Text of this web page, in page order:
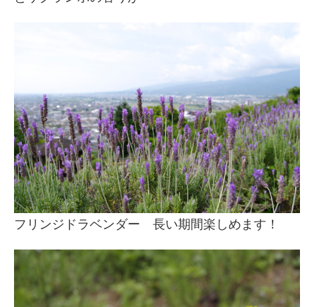
フリンジドラベンダー 長い期間楽しめます！